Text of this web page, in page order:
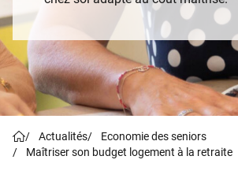
/ Actualités/
Economie des seniors
/
Maîtriser son budget logement à la retraite